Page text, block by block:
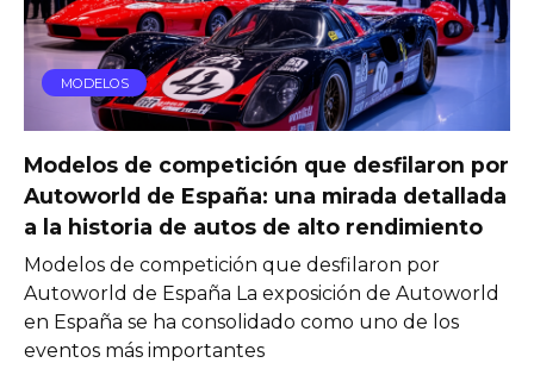
MODELOS
Modelos de competición que desfilaron por
Autoworld de España: una mirada detallada
a la historia de autos de alto rendimiento
Modelos de competición que desfilaron por
Autoworld de España La exposición de Autoworld
en España se ha consolidado como uno de los
eventos más importantes